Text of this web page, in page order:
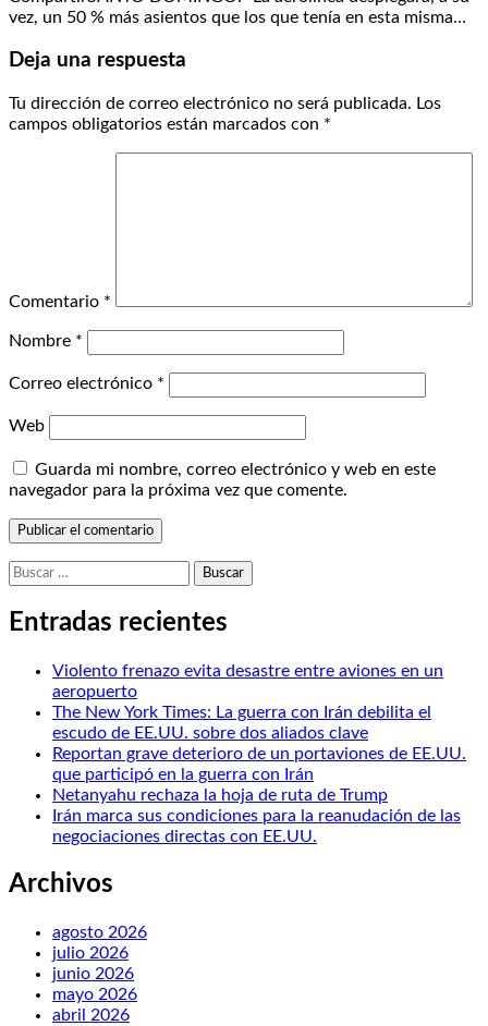
vez, un 50 % más asientos que los que tenía en esta misma…
Deja una respuesta
Tu dirección de correo electrónico no será publicada. Los
campos obligatorios están marcados con *
Comentario *
Nombre *
Correo electrónico *
Web
Guarda mi nombre, correo electrónico y web en este
navegador para la próxima vez que comente.
Buscar:
Entradas recientes
Violento frenazo evita desastre entre aviones en un
aeropuerto
The New York Times: La guerra con Irán debilita el
escudo de EE.UU. sobre dos aliados clave
Reportan grave deterioro de un portaviones de EE.UU.
que participó en la guerra con Irán
Netanyahu rechaza la hoja de ruta de Trump
Irán marca sus condiciones para la reanudación de las
negociaciones directas con EE.UU.
Archivos
agosto 2026
julio 2026
junio 2026
mayo 2026
abril 2026